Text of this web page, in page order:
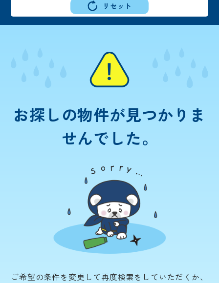
リセット
お探しの物件が見つかりま
せんでした。
ご希望の条件を変更して再度検索をしていただくか、